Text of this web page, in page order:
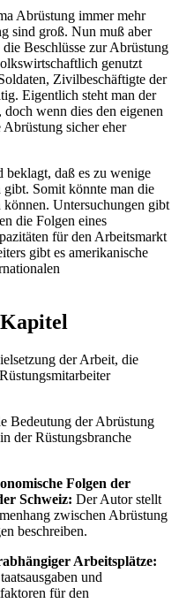
Abrüstung immer mehr
sind groß. Nun muß aber
Beschlüsse zur Abrüstung
genutzt
Zivilbeschäftigte der
Eigentlich steht man der
wenn dies den eigenen
sicher eher
daß es zu wenige
gibt. Somit könnte man die
Untersuchungen gibt
die Folgen eines
für den Arbeitsmarkt
gibt es amerikanische
der Arbeit, die
Bedeutung der Abrüstung
der Rüstungsbranche
Folgen der
Schweiz: Der Autor stellt
zwischen Abrüstung
beschreiben.
Arbeitsplätze:
und
für den